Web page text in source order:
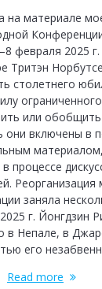
на материале
февраля 2025
Тритэн
столетнего
или
они включены в
процессе
Реорганизация
заняла
г. Йонгдзин
в Непале, в
его
Read more